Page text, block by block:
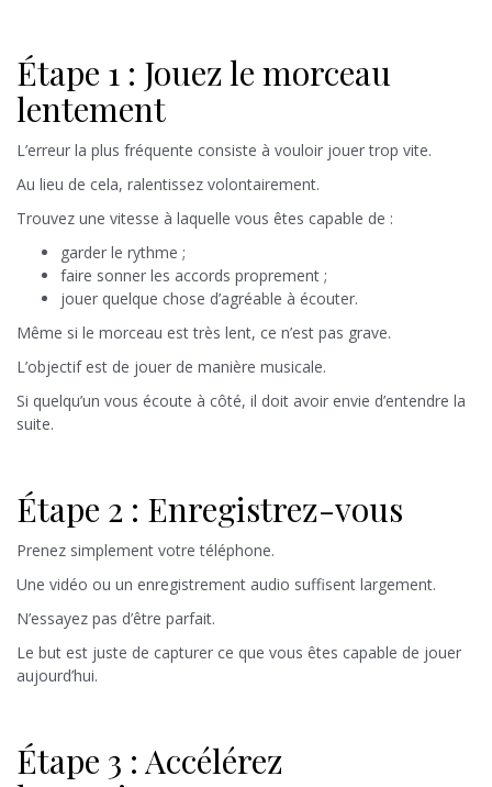
Étape 1 : Jouez le morceau
lentement
L’erreur la plus fréquente consiste à vouloir jouer trop vite.
Au lieu de cela, ralentissez volontairement.
Trouvez une vitesse à laquelle vous êtes capable de :
garder le rythme ;
faire sonner les accords proprement ;
jouer quelque chose d’agréable à écouter.
Même si le morceau est très lent, ce n’est pas grave.
L’objectif est de jouer de manière musicale.
Si quelqu’un vous écoute à côté, il doit avoir envie d’entendre la
suite.
Étape 2 : Enregistrez-vous
Prenez simplement votre téléphone.
Une vidéo ou un enregistrement audio suffisent largement.
N’essayez pas d’être parfait.
Le but est juste de capturer ce que vous êtes capable de jouer
aujourd’hui.
Étape 3 : Accélérez